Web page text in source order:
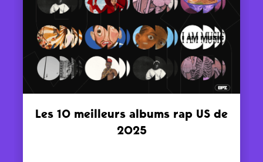
Les 10 meilleurs albums rap US de
2025